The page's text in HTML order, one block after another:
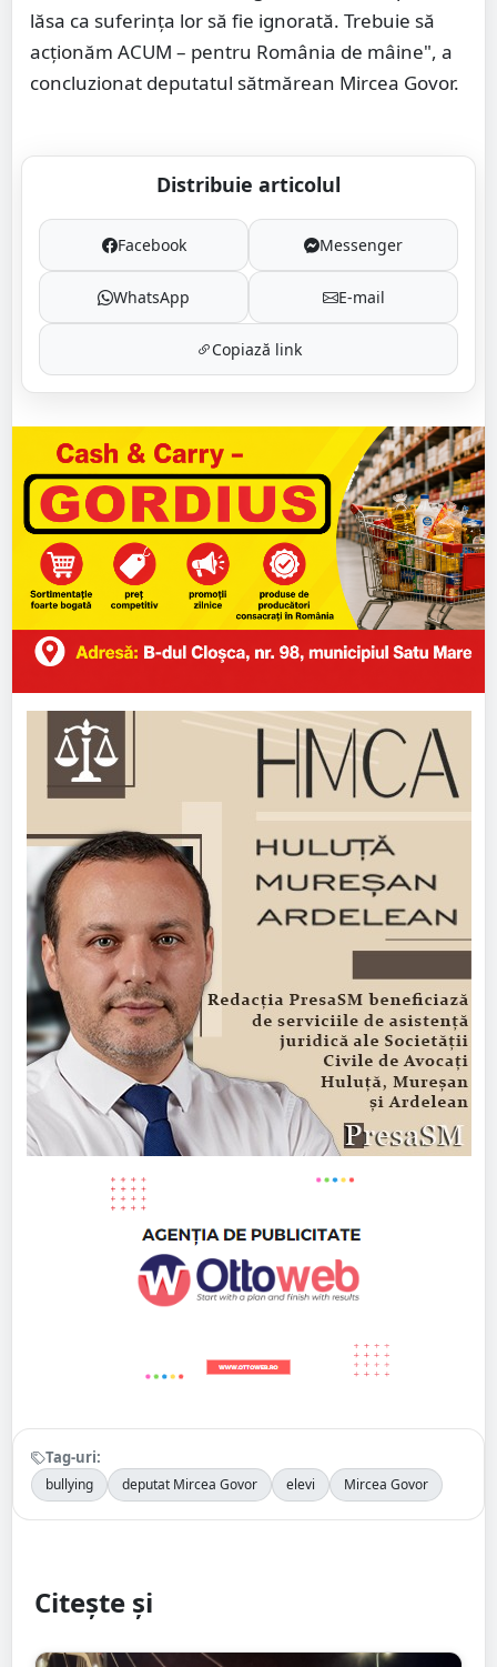
lăsa ca suferința lor să fie ignorată. Trebuie să
acționăm ACUM – pentru România de mâine", a
concluzionat deputatul sătmărean Mircea Govor.
Distribuie articolul
Facebook Messenger
WhatsApp E-mail
Copiază link
Tag-uri:
bullying deputat Mircea Govor elevi Mircea Govor
Citește și